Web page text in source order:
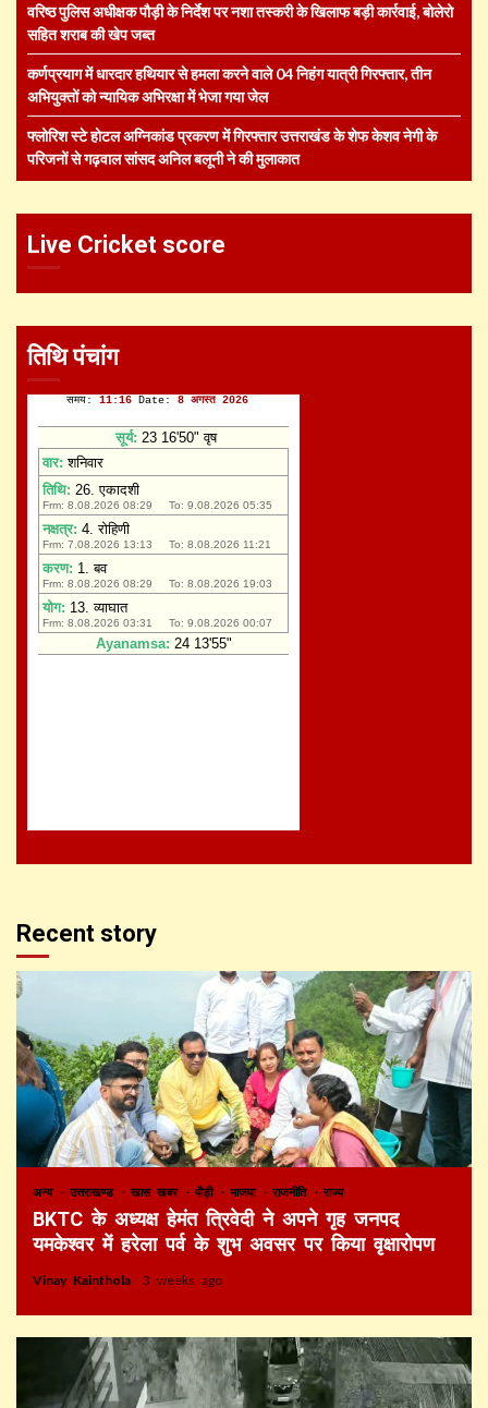
वरिष्ठ पुलिस अधीक्षक पौड़ी के निर्देश पर नशा तस्करी के खिलाफ बड़ी कार्रवाई, बोलेरो
सहित शराब की खेप जब्त
कर्णप्रयाग में धारदार हथियार से हमला करने वाले 04 निहंग यात्री गिरफ्तार, तीन
अभियुक्तों को न्यायिक अभिरक्षा में भेजा गया जेल
फ्लोरिश स्टे होटल अग्निकांड प्रकरण में गिरफ्तार उत्तराखंड के शेफ केशव नेगी के
परिजनों से गढ़वाल सांसद अनिल बलूनी ने की मुलाकात
Live Cricket score
तिथि पंचांग
Recent story
अन्य उत्तराखण्ड खास खबर पौड़ी भाजपा राजनीति राज्य
BKTC के अध्यक्ष हेमंत त्रिवेदी ने अपने गृह जनपद
यमकेश्वर में हरेला पर्व के शुभ अवसर पर किया वृक्षारोपण
Vinay Kainthola 3 weeks ago